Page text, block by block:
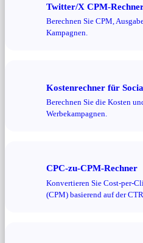
Twitter/X CPM-
Berechnen Sie CPM,
Kampagnen.
Kostenrechner für
Berechnen Sie die Kosten
Werbekampagnen.
CPC-zu-CPM-Rechner
Konvertieren Sie Cost-per-
(CPM) basierend auf der CTR.